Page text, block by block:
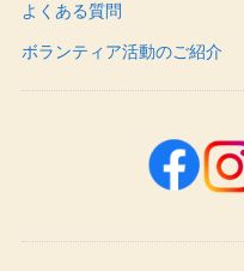
よくある質問
ボランティア活動のご紹介